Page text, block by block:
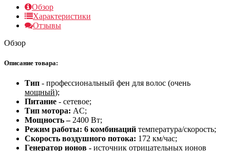
Обзор
Характеристики
Отзывы
Обзор
Описание товара:
Тип - профессиональный фен для волос (очень
мощный);
Питание - сетевое;
Тип мотора: AC;
Мощность – 2400 Вт;
Режим работы: 6 комбинаций температура/скорость;
Скорость воздушного потока: 172 км/час;
Генератор ионов - источник отрицательных ионов